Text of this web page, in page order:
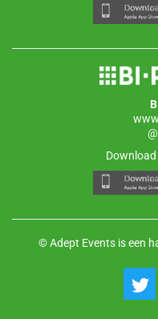
© Adept Events is een